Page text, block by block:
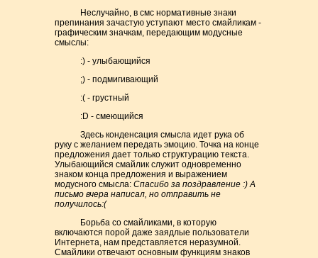
Неслучайно, в смс нормативные знаки
препинания зачастую уступают место смайликам -
графическим значкам, передающим модусные
смыслы:
:) - улыбающийся
;) - подмигивающий
:( - грустный
:D - смеющийся
Здесь конденсация смысла идет рука об
руку с желанием передать эмоцию. Точка на конце
предложения дает только структурацию текста.
Улыбающийся смайлик служит одновременно
знаком конца предложения и выражением
модусного смысла:Спасибо за поздравление :) А
письмо вчера написал, но отправить не
получилось:(
Борьба со смайликами, в которую
включаются порой даже заядлые пользователи
Интернета, нам представляется неразумной.
Смайлики отвечают основным функциям знаков